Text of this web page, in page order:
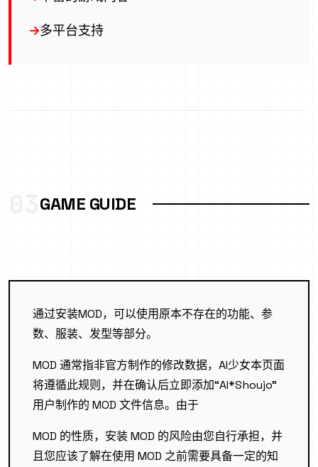
多平台支持
GAME GUIDE
通过安装MOD，可以使用原本不存在的功能、参
数、服装、发型等部分。
MOD 通常指非官方制作的修改数据，AI少女本页面
将遵循此规则，并在确认后立即添加“AI*Shoujo”
用户制作的 MOD 文件信息。由于
MOD 的性质，安装 MOD 的风险由您自行承担，并
且您应该了解在使用 MOD 之前需要具备一定的知